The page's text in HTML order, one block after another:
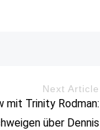
Next Article
mit Trinity Rodman:
über Dennis